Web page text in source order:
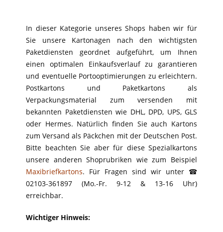
In dieser Kategorie unseres Shops haben wir für
Sie unsere Kartonagen nach den wichtigsten
Paketdiensten geordnet aufgeführt, um Ihnen
einen optimalen Einkaufsverlauf zu garantieren
und eventuelle Portooptimierungen zu erleichtern.
Postkartons und Paketkartons als
Verpackungsmaterial zum versenden mit
bekannten Paketdiensten wie DHL, DPD, UPS, GLS
oder Hermes. Natürlich finden Sie auch Kartons
zum Versand als Päckchen mit der Deutschen Post.
Bitte beachten Sie aber für diese Spezialkartons
unsere anderen Shoprubriken wie zum Beispiel
Maxibriefkartons. Für Fragen sind wir unter ☎
02103-361897 (Mo.-Fr. 9-12 & 13-16 Uhr)
erreichbar.
Wichtiger Hinweis: